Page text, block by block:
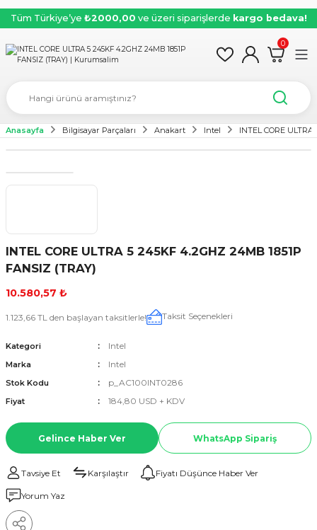
Tüm Türkiye’ye ₺2000,00 ve üzeri siparişlerde kargo bedava!
0
Anasayfa Bilgisayar Parçaları Anakart Intel INTEL CORE
INTEL CORE ULTRA 5 245KF 4.2GHZ 24MB 1851P
FANSIZ (TRAY)
10.580,57 ₺
1.123,66 TL den başlayan taksitlerle! Taksit Seçenekleri
Kategori Intel
Marka Intel
Stok Kodu p_AC100INT0286
Fiyat 184,80 USD + KDV
Gelince Haber Ver WhatsApp Sipariş
Tavsiye Et Karşılaştır Fiyatı Düşünce Haber Ver
Yorum Yaz